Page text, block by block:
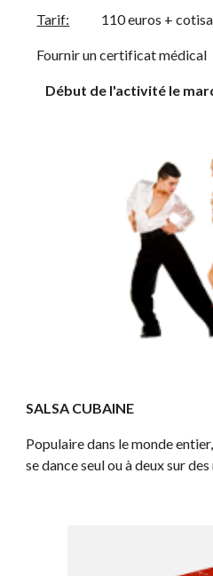
Tarif:
110 euros +
    Fournir un certificat médical
Début de l'activité le
SALSA CUBAINE
Populaire dans le monde
se dance seul ou à deux sur